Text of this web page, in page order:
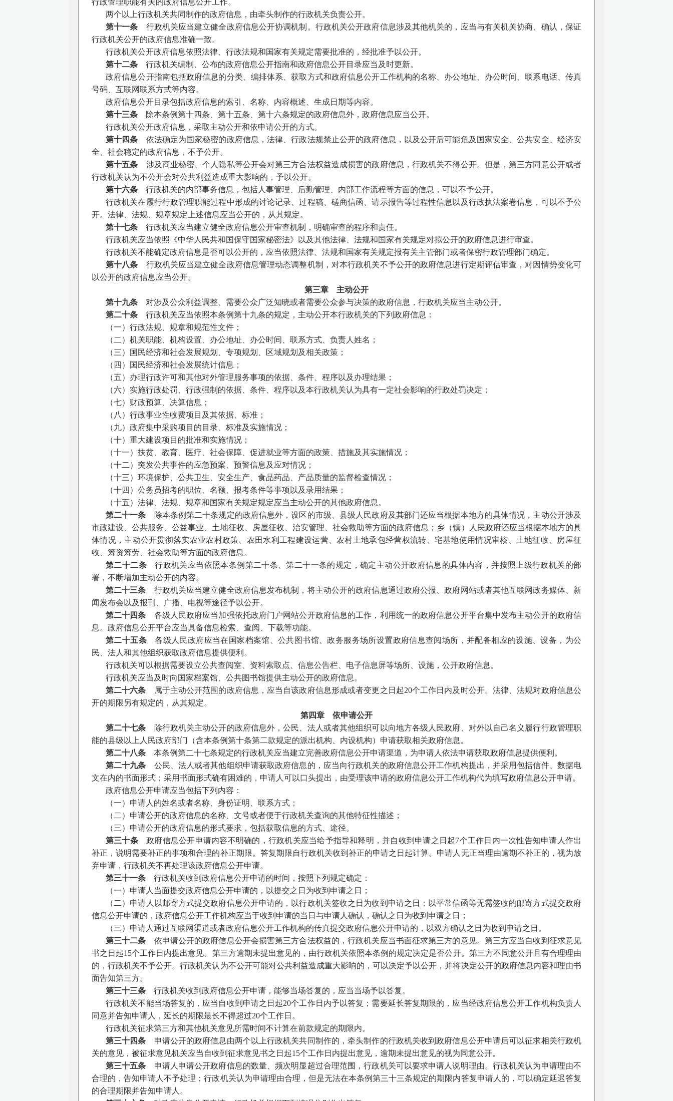
行政管理职能有关的政府信息公开工作。
两个以上行政机关共同制作的政府信息，由牵头制作的行政机关负责公开。
第十一条 行政机关应当建立健全政府信息公开协调机制。行政机关公开政府信息涉及其他机关的，应当与有关机关协商、确认，保证
行政机关公开的政府信息准确一致。
行政机关公开政府信息依照法律、行政法规和国家有关规定需要批准的，经批准予以公开。
第十二条 行政机关编制、公布的政府信息公开指南和政府信息公开目录应当及时更新。
政府信息公开指南包括政府信息的分类、编排体系、获取方式和政府信息公开工作机构的名称、办公地址、办公时间、联系电话、传真
号码、互联网联系方式等内容。
政府信息公开目录包括政府信息的索引、名称、内容概述、生成日期等内容。
第十三条 除本条例第十四条、第十五条、第十六条规定的政府信息外，政府信息应当公开。
行政机关公开政府信息，采取主动公开和依申请公开的方式。
第十四条 依法确定为国家秘密的政府信息，法律、行政法规禁止公开的政府信息，以及公开后可能危及国家安全、公共安全、经济安
全、社会稳定的政府信息，不予公开。
第十五条 涉及商业秘密、个人隐私等公开会对第三方合法权益造成损害的政府信息，行政机关不得公开。但是，第三方同意公开或者
行政机关认为不公开会对公共利益造成重大影响的，予以公开。
第十六条 行政机关的内部事务信息，包括人事管理、后勤管理、内部工作流程等方面的信息，可以不予公开。
行政机关在履行行政管理职能过程中形成的讨论记录、过程稿、磋商信函、请示报告等过程性信息以及行政执法案卷信息，可以不予公
开。法律、法规、规章规定上述信息应当公开的，从其规定。
第十七条 行政机关应当建立健全政府信息公开审查机制，明确审查的程序和责任。
行政机关应当依照《中华人民共和国保守国家秘密法》以及其他法律、法规和国家有关规定对拟公开的政府信息进行审查。
行政机关不能确定政府信息是否可以公开的，应当依照法律、法规和国家有关规定报有关主管部门或者保密行政管理部门确定。
第十八条 行政机关应当建立健全政府信息管理动态调整机制，对本行政机关不予公开的政府信息进行定期评估审查，对因情势变化可
以公开的政府信息应当公开。
第三章 主动公开
第十九条 对涉及公众利益调整、需要公众广泛知晓或者需要公众参与决策的政府信息，行政机关应当主动公开。
第二十条 行政机关应当依照本条例第十九条的规定，主动公开本行政机关的下列政府信息：
（一）行政法规、规章和规范性文件；
（二）机关职能、机构设置、办公地址、办公时间、联系方式、负责人姓名；
（三）国民经济和社会发展规划、专项规划、区域规划及相关政策；
（四）国民经济和社会发展统计信息；
（五）办理行政许可和其他对外管理服务事项的依据、条件、程序以及办理结果；
（六）实施行政处罚、行政强制的依据、条件、程序以及本行政机关认为具有一定社会影响的行政处罚决定；
（七）财政预算、决算信息；
（八）行政事业性收费项目及其依据、标准；
（九）政府集中采购项目的目录、标准及实施情况；
（十）重大建设项目的批准和实施情况；
（十一）扶贫、教育、医疗、社会保障、促进就业等方面的政策、措施及其实施情况；
（十二）突发公共事件的应急预案、预警信息及应对情况；
（十三）环境保护、公共卫生、安全生产、食品药品、产品质量的监督检查情况；
（十四）公务员招考的职位、名额、报考条件等事项以及录用结果；
（十五）法律、法规、规章和国家有关规定规定应当主动公开的其他政府信息。
第二十一条 除本条例第二十条规定的政府信息外，设区的市级、县级人民政府及其部门还应当根据本地方的具体情况，主动公开涉及
市政建设、公共服务、公益事业、土地征收、房屋征收、治安管理、社会救助等方面的政府信息；乡（镇）人民政府还应当根据本地方的具
体情况，主动公开贯彻落实农业农村政策、农田水利工程建设运营、农村土地承包经营权流转、宅基地使用情况审核、土地征收、房屋征
收、筹资筹劳、社会救助等方面的政府信息。
第二十二条行政机关应当依照本条例第二十条、第二十一条的规定，确定主动公开政府信息的具体内容，并按照上级行政机关的部
署，不断增加主动公开的内容。
第二十三条 行政机关应当建立健全政府信息发布机制，将主动公开的政府信息通过政府公报、政府网站或者其他互联网政务媒体、新
闻发布会以及报刊、广播、电视等途径予以公开。
第二十四条 各级人民政府应当加强依托政府门户网站公开政府信息的工作，利用统一的政府信息公开平台集中发布主动公开的政府信
息。政府信息公开平台应当具备信息检索、查阅、下载等功能。
第二十五条各级人民政府应当在国家档案馆、公共图书馆、政务服务场所设置政府信息查阅场所，并配备相应的设施、设备，为公
民、法人和其他组织获取政府信息提供便利。
行政机关可以根据需要设立公共查阅室、资料索取点、信息公告栏、电子信息屏等场所、设施，公开政府信息。
行政机关应当及时向国家档案馆、公共图书馆提供主动公开的政府信息。
第二十六条 属于主动公开范围的政府信息，应当自该政府信息形成或者变更之日起20个工作日内及时公开。法律、法规对政府信息公
开的期限另有规定的，从其规定。
第四章 依申请公开
第二十七条 除行政机关主动公开的政府信息外，公民、法人或者其他组织可以向地方各级人民政府、对外以自己名义履行行政管理职
能的县级以上人民政府部门（含本条例第十条第二款规定的派出机构、内设机构）申请获取相关政府信息。
第二十八条 本条例第二十七条规定的行政机关应当建立完善政府信息公开申请渠道，为申请人依法申请获取政府信息提供便利。
第二十九条 公民、法人或者其他组织申请获取政府信息的，应当向行政机关的政府信息公开工作机构提出，并采用包括信件、数据电
文在内的书面形式；采用书面形式确有困难的，申请人可以口头提出，由受理该申请的政府信息公开工作机构代为填写政府信息公开申请。
政府信息公开申请应当包括下列内容：
（一）申请人的姓名或者名称、身份证明、联系方式；
（二）申请公开的政府信息的名称、文号或者便于行政机关查询的其他特征性描述；
（三）申请公开的政府信息的形式要求，包括获取信息的方式、途径。
第三十条政府信息公开申请内容不明确的，行政机关应当给予指导和释明，并自收到申请之日起7个工作日内一次性告知申请人作出
补正，说明需要补正的事项和合理的补正期限。答复期限自行政机关收到补正的申请之日起计算。申请人无正当理由逾期不补正的，视为放
弃申请，行政机关不再处理该政府信息公开申请。
第三十一条 行政机关收到政府信息公开申请的时间，按照下列规定确定：
（一）申请人当面提交政府信息公开申请的，以提交之日为收到申请之日；
（二）申请人以邮寄方式提交政府信息公开申请的，以行政机关签收之日为收到申请之日；以平常信函等无需签收的邮寄方式提交政府
信息公开申请的，政府信息公开工作机构应当于收到申请的当日与申请人确认，确认之日为收到申请之日；
（三）申请人通过互联网渠道或者政府信息公开工作机构的传真提交政府信息公开申请的，以双方确认之日为收到申请之日。
第三十二条 依申请公开的政府信息公开会损害第三方合法权益的，行政机关应当书面征求第三方的意见。第三方应当自收到征求意见
书之日起15个工作日内提出意见。第三方逾期未提出意见的，由行政机关依照本条例的规定决定是否公开。第三方不同意公开且有合理理由
的，行政机关不予公开。行政机关认为不公开可能对公共利益造成重大影响的，可以决定予以公开，并将决定公开的政府信息内容和理由书
面告知第三方。
第三十三条 行政机关收到政府信息公开申请，能够当场答复的，应当当场予以答复。
行政机关不能当场答复的，应当自收到申请之日起20个工作日内予以答复；需要延长答复期限的，应当经政府信息公开工作机构负责人
同意并告知申请人，延长的期限最长不得超过20个工作日。
行政机关征求第三方和其他机关意见所需时间不计算在前款规定的期限内。
第三十四条 申请公开的政府信息由两个以上行政机关共同制作的，牵头制作的行政机关收到政府信息公开申请后可以征求相关行政机
关的意见，被征求意见机关应当自收到征求意见书之日起15个工作日内提出意见，逾期未提出意见的视为同意公开。
第三十五条 申请人申请公开政府信息的数量、频次明显超过合理范围，行政机关可以要求申请人说明理由。行政机关认为申请理由不
合理的，告知申请人不予处理；行政机关认为申请理由合理，但是无法在本条例第三十三条规定的期限内答复申请人的，可以确定延迟答复
的合理期限并告知申请人。